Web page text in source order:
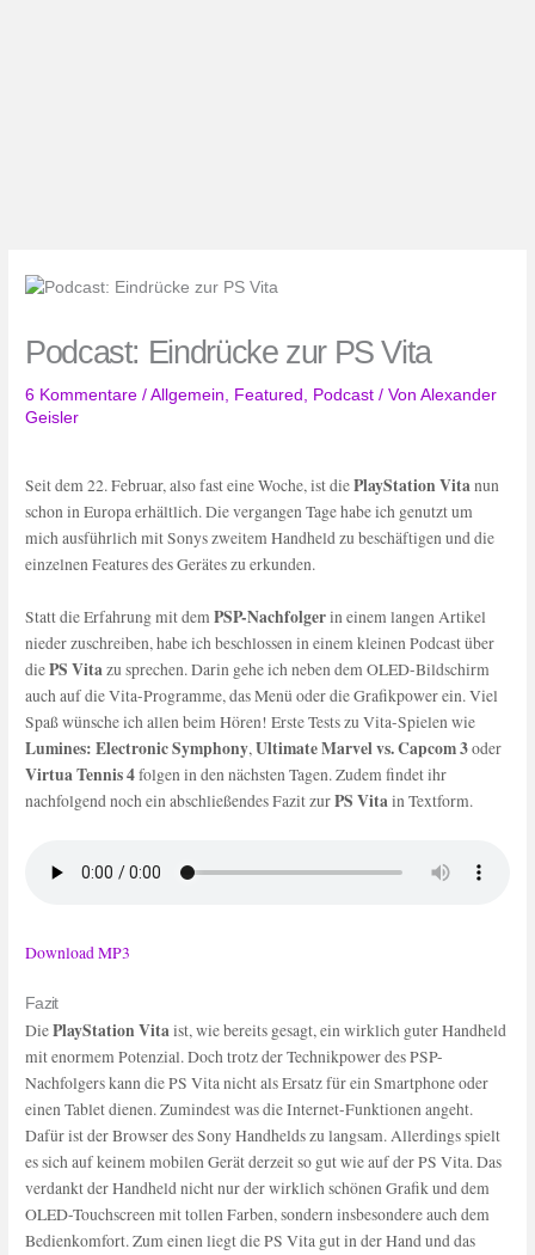
Podcast: Eindrücke zur PS Vita
6 Kommentare /Allgemein, Featured , Podcast / VonAlexander
Geisler
Seit dem 22. Februar, also fast eine Woche, ist diePlayStation Vitanun
schon in Europa erhältlich. Die vergangen Tage habe ich genutzt um
mich ausführlich mit Sonys zweitem Handheld zu beschäftigen und die
einzelnen Features des Gerätes zu erkunden.
Statt die Erfahrung mit demPSP-Nachfolgerin einem langen Artikel
nieder zuschreiben, habe ich beschlossen in einem kleinen Podcast über
diePS Vitazu sprechen. Darin gehe ich neben dem OLED-Bildschirm
auch auf die Vita-Programme, das Menü oder die Grafikpower ein. Viel
Spaß wünsche ich allen beim Hören! Erste Tests zu Vita-Spielen wie
Lumines: Electronic Symphony,Ultimate Marvel vs. Capcom 3oder
Virtua Tennis 4folgen in den nächsten Tagen. Zudem findet ihr
nachfolgend noch ein abschließendes Fazit zurPS Vitain Textform.
Download MP3
Fazit
DiePlayStation Vitaist, wie bereits gesagt, ein wirklich guter Handheld
mit enormem Potenzial. Doch trotz der Technikpower des PSP-
Nachfolgers kann die PS Vita nicht als Ersatz für ein Smartphone oder
einen Tablet dienen. Zumindest was die Internet-Funktionen angeht.
Dafür ist der Browser des Sony Handhelds zu langsam. Allerdings spielt
es sich auf keinem mobilen Gerät derzeit so gut wie auf der PS Vita. Das
verdankt der Handheld nicht nur der wirklich schönen Grafik und dem
OLED-Touchscreen mit tollen Farben, sondern insbesondere auch dem
Bedienkomfort. Zum einen liegt die PS Vita gut in der Hand und das